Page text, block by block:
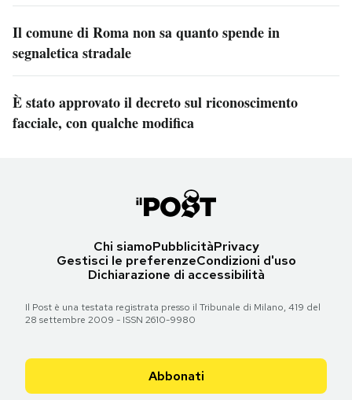
Il comune di Roma non sa quanto spende in
segnaletica stradale
È stato approvato il decreto sul riconoscimento
facciale, con qualche modifica
Chi siamoPubblicitàPrivacy
Gestisci le preferenzeCondizioni d'uso
Dichiarazione di accessibilità
Il Post è una testata registrata presso il Tribunale di Milano, 419 del
28 settembre 2009 - ISSN 2610-9980
Abbonati